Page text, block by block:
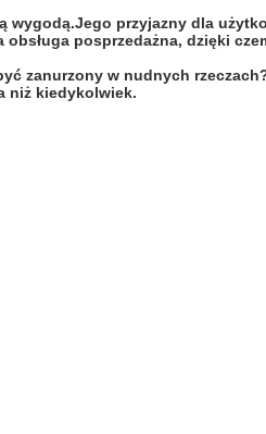
wygodą.Jego przyjazny dla
posprzedażna, dzięki
zanurzony w nudnych
niż kiedykolwiek.